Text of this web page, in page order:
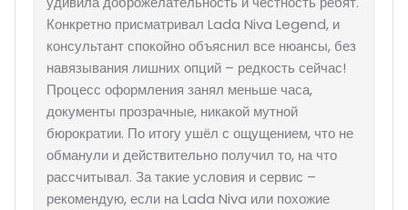
Конкретно присматривал Lada Niva Legend, и
консультант спокойно объяснил все нюансы, без
навязывания лишних опций – редкость сейчас!
Процесс оформления занял меньше часа,
документы прозрачные, никакой мутной
бюрократии. По итогу ушёл с ощущением, что не
обманули и действительно получил то, на что
рассчитывал. За такие условия и сервис –
рекомендую, если на Lada Niva или похожие